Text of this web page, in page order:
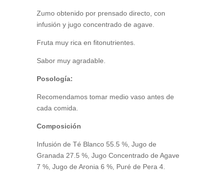
Zumo obtenido por prensado directo, con
infusión y jugo concentrado de agave.
Fruta muy rica en fitonutrientes.
Sabor muy agradable.
Posología:
Recomendamos tomar medio vaso antes de
cada comida.
Composición
Infusión de Té Blanco 55.5 %, Jugo de
Granada 27.5 %, Jugo Concentrado de Agave
7 %, Jugo de Aronia 6 %, Puré de Pera 4.